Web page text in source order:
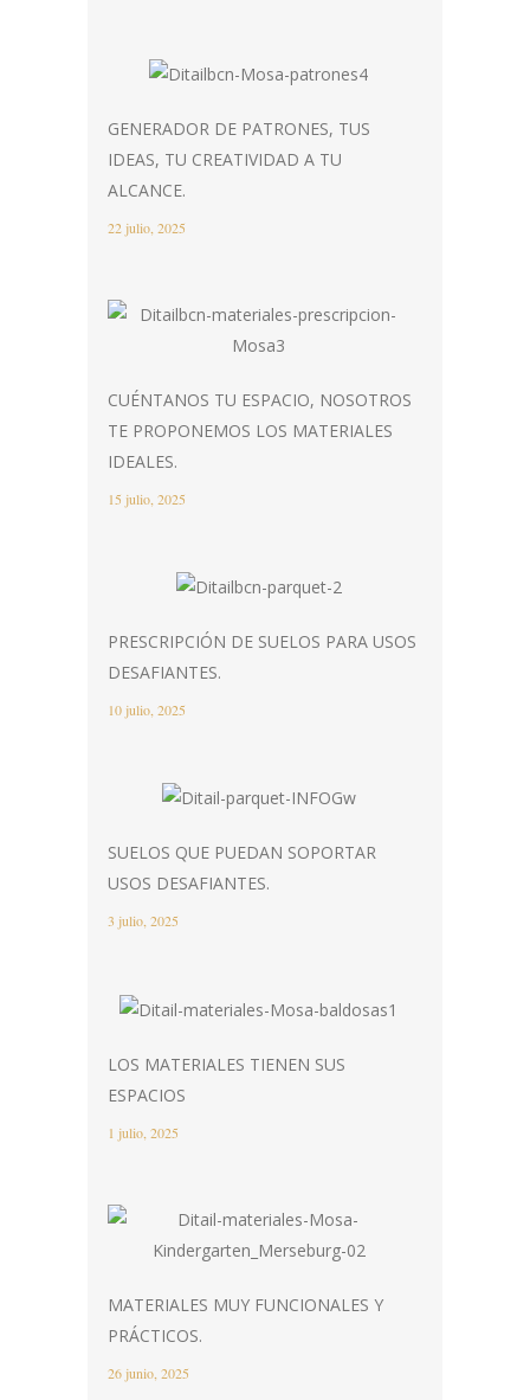
GENERADOR DE PATRONES, TUS
IDEAS, TU CREATIVIDAD A TU
ALCANCE.
22 julio, 2025
CUÉNTANOS TU ESPACIO, NOSOTROS
TE PROPONEMOS LOS MATERIALES
IDEALES.
15 julio, 2025
PRESCRIPCIÓN DE SUELOS PARA USOS
DESAFIANTES.
10 julio, 2025
SUELOS QUE PUEDAN SOPORTAR
USOS DESAFIANTES.
3 julio, 2025
LOS MATERIALES TIENEN SUS
ESPACIOS
1 julio, 2025
MATERIALES MUY FUNCIONALES Y
PRÁCTICOS.
26 junio, 2025